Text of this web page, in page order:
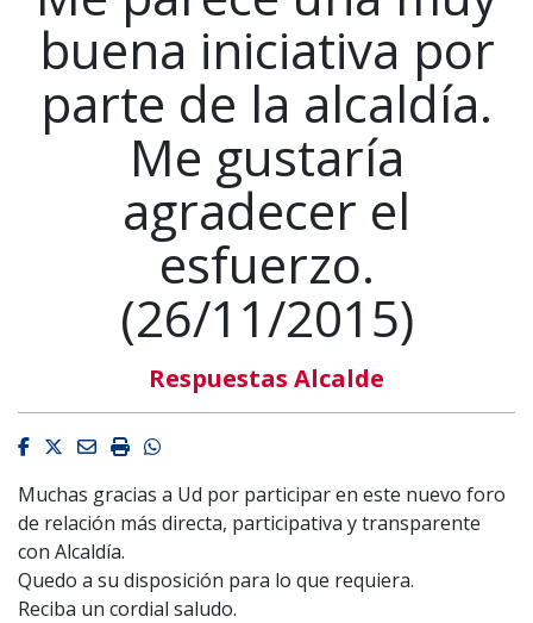
buena iniciativa por
parte de la alcaldía.
Me gustaría
agradecer el
esfuerzo.
(26/11/2015)
Respuestas Alcalde
Facebook
Twitter
EmailImprimirWhatsapp
Muchas gracias a Ud por participar en este nuevo foro
de relación más directa, participativa y transparente
con Alcaldía.
Quedo a su disposición para lo que requiera.
Reciba un cordial saludo.